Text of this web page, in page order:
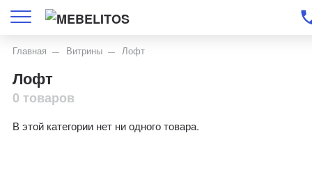
Главная Витрины Лофт
Лофт
0 товаров
В этой категории нет ни одного товара.